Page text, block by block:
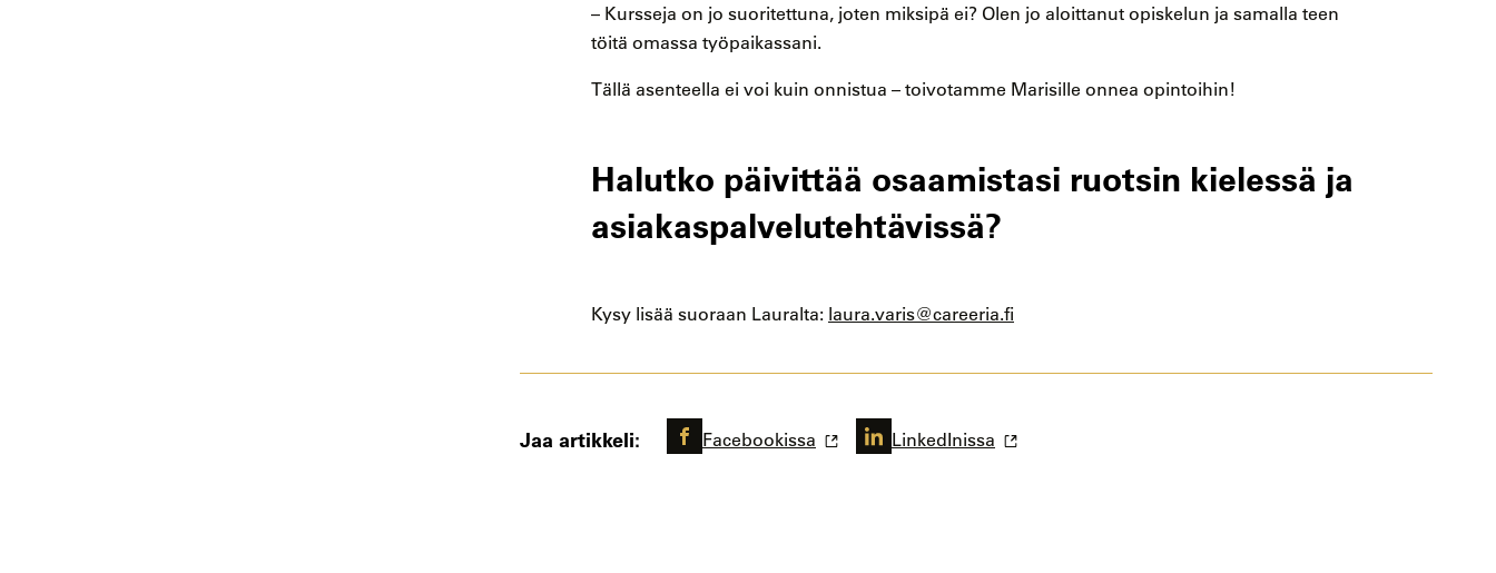
– Kursseja on jo suoritettuna, joten miksipä ei? Olen jo aloittanut opiskelun ja samalla teen
töitä omassa työpaikassani.
Tällä asenteella ei voi kuin onnistua – toivotamme Marisille onnea opintoihin!
Halutko päivittää osaamistasi ruotsin kielessä ja
asiakaspalvelutehtävissä?
Kysy lisää suoraan Lauralta: laura.varis@careeria.fi
Jaa artikkeli: Facebookissa LinkedInissa